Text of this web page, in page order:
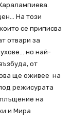
На този
се приписва
отвари за
но най-
от
ще оживее на
режисурата
на
и Мира